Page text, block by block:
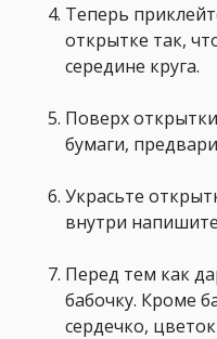
Теперь
открытке так,
середине круга.
Поверх
бумаги,
Украсьте
внутри
Перед тем как
бабочку. Кроме
сердечко,